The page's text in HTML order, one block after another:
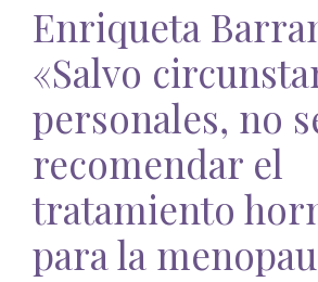
Enriqueta
«Salvo
personales, no
recomendar el
tratamiento
para la